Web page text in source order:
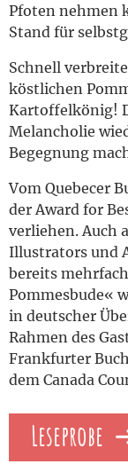
Pfoten nehmen
Stand für
Schnell
köstlichen
Kartoffelkönig!
Melancholie
Begegnung
Vom Quebecer
der Award for
verliehen. Auch
Illustrators und
bereits
Pommesbude«
in deutscher
Rahmen des
Frankfurter
dem Canada
Leseprobe